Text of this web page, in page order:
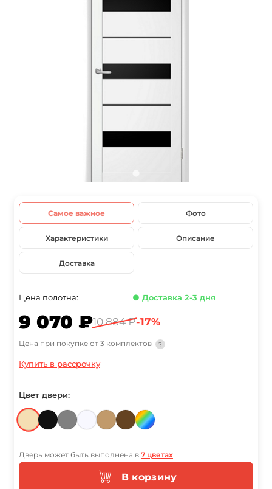
Самое важное Фото
Характеристики Описание
Доставка
Цена полотна: ● Доставка 2-3 дня
9 070 ₽10 884 ₽-17%
Цена при покупке от 3 комплектов ?
Купить в рассрочку
Цвет двери:
Дверь может быть выполнена в 7 цветах
В корзину